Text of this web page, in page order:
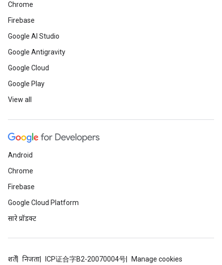
Chrome
Firebase
Google AI Studio
Google Antigravity
Google Cloud
Google Play
View all
Android
Chrome
Firebase
Google Cloud Platform
सारे प्रॉडक्ट
शर्तें निजता ICP证合字B2-20070004号 Manage cookies